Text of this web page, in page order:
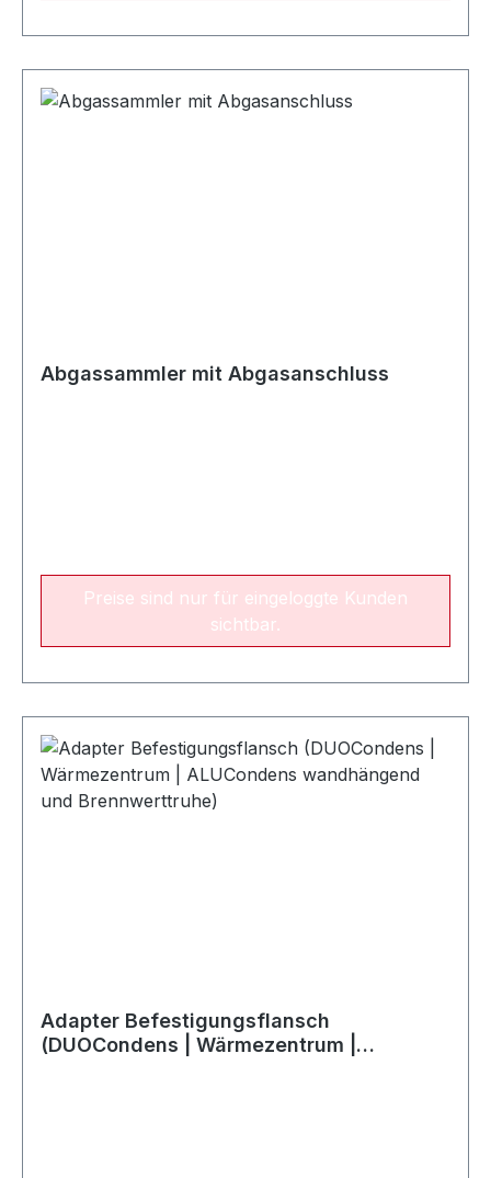
Abgassammler mit Abgasanschluss
Preise sind nur für eingeloggte Kunden
sichtbar.
Adapter Befestigungsflansch
(DUOCondens | Wärmezentrum |